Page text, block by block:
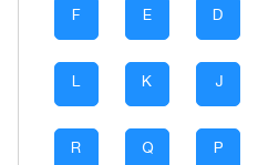
D
E
F
J
K
L
P
Q
R